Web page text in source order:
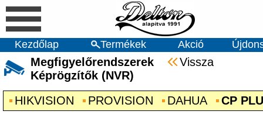
Kezdőlap Termékek Akció
Megfigyelőrendszerek
Vissza
Képrögzítők (NVR)
HIKVISION
PROVISION DAHUA CP